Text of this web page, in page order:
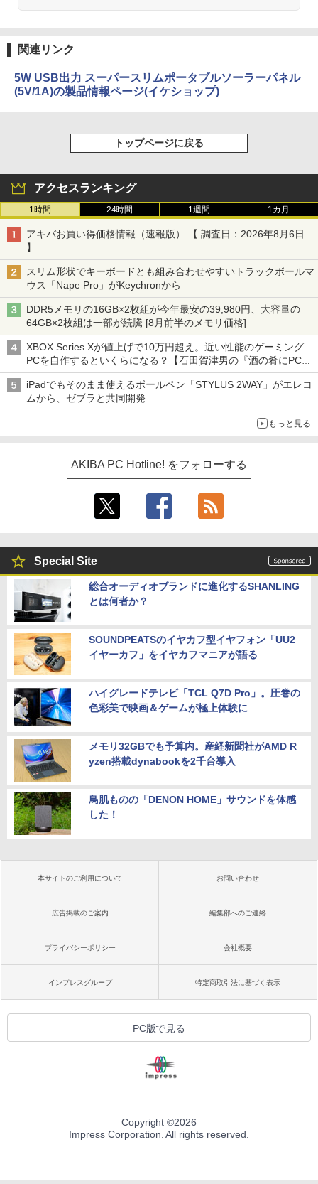
関連リンク
5W USB出力 スーパースリムポータブルソーラーパネル
(5V/1A)の製品情報ページ(イケショップ)
トップページに戻る
アクセスランキング
1時間 24時間 1週間 1カ月
アキバお買い得価格情報（速報版） 【 調査日：2026年8月6日
】
スリム形状でキーボードとも組み合わせやすいトラックボールマ
ウス「Nape Pro」がKeychronから
DDR5メモリの16GB×2枚組が今年最安の39,980円、大容量の
64GB×2枚組は一部が続騰 [8月前半のメモリ価格]
XBOX Series Xが値上げで10万円超え。近い性能のゲーミング
PCを自作するといくらになる？【石田賀津男の『酒の肴にPCゲ
ーム』】
iPadでもそのまま使えるボールペン「STYLUS 2WAY」がエレコ
ムから、ゼブラと共同開発
もっと見る
AKIBA PC Hotline! をフォローする
Special Site
総合オーディオブランドに進化するSHANLING
とは何者か？
SOUNDPEATSのイヤカフ型イヤフォン「UU2
イヤーカフ」をイヤカフマニアが語る
ハイグレードテレビ「TCL Q7D Pro」。圧巻の
色彩美で映画＆ゲームが極上体験に
メモリ32GBでも予算内。産経新聞社がAMD R
yzen搭載dynabookを2千台導入
鳥肌ものの「DENON HOME」サウンドを体感
した！
本サイトのご利用について お問い合わせ
広告掲載のご案内 編集部へのご連絡
プライバシーポリシー 会社概要
インプレスグループ 特定商取引法に基づく表示
PC版で見る
Copyright ©2026
Impress Corporation. All rights reserved.